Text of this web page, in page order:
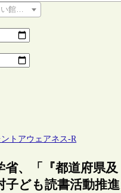
館種を選択してください
ントアウェアネス-R
省、「『都道府県及
子ども読書活動推進